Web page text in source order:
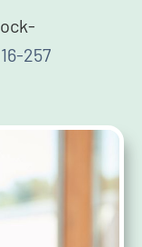
257